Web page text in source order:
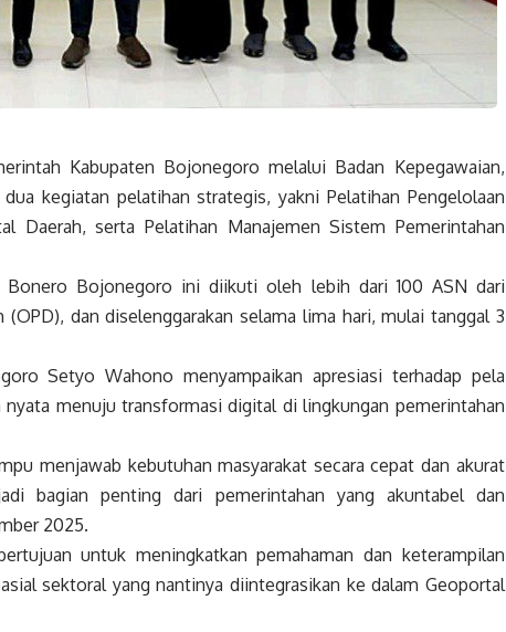
Kabupaten Bojonegoro melalui Badan Kepegawaian,
kegiatan pelatihan strategis, yakni Pelatihan Pengelolaan
Daerah, serta Pelatihan Manajemen Sistem Pemerintahan
Bonero Bojonegoro ini diikuti oleh lebih dari 100 ASN dari
(OPD), dan diselenggarakan selama lima hari, mulai tanggal 3
Setyo Wahono menyampaikan apresiasi terhadap pela
nyata menuju transformasi digital di lingkungan pemerintahan
menjawab kebutuhan masyarakat secara cepat dan akurat
bagian penting dari pemerintahan yang akuntabel dan
2025.
untuk meningkatkan pemahaman dan keterampilan
sektoral yang nantinya diintegrasikan ke dalam Geoportal